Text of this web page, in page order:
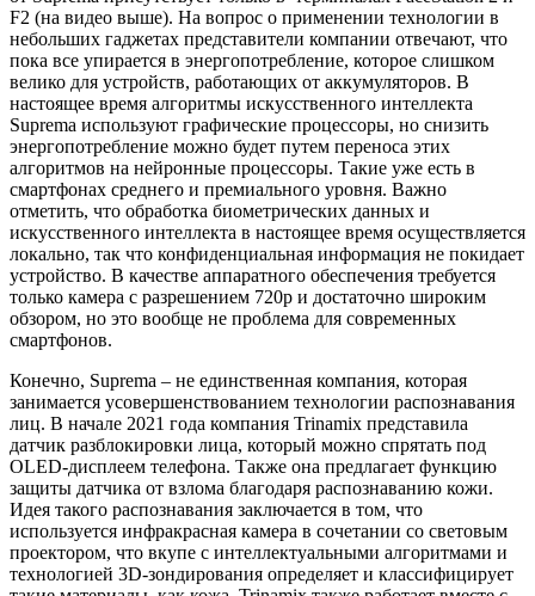
F2 (на видео выше). На вопрос о применении технологии в
небольших гаджетах представители компании отвечают, что
пока все упирается в энергопотребление, которое слишком
велико для устройств, работающих от аккумуляторов. В
настоящее время алгоритмы искусственного интеллекта
Suprema используют графические процессоры, но снизить
энергопотребление можно будет путем переноса этих
алгоритмов на нейронные процессоры. Такие уже есть в
смартфонах среднего и премиального уровня. Важно
отметить, что обработка биометрических данных и
искусственного интеллекта в настоящее время осуществляется
локально, так что конфиденциальная информация не покидает
устройство. В качестве аппаратного обеспечения требуется
только камера с разрешением 720p и достаточно широким
обзором, но это вообще не проблема для современных
смартфонов.
Конечно, Suprema – не единственная компания, которая
занимается усовершенствованием технологии распознавания
лиц. В начале 2021 года компания Trinamix представила
датчик разблокировки лица, который можно спрятать под
OLED-дисплеем телефона. Также она предлагает функцию
защиты датчика от взлома благодаря распознаванию кожи.
Идея такого распознавания заключается в том, что
используется инфракрасная камера в сочетании со световым
проектором, что вкупе с интеллектуальными алгоритмами и
технологией 3D-зондирования определяет и классифицирует